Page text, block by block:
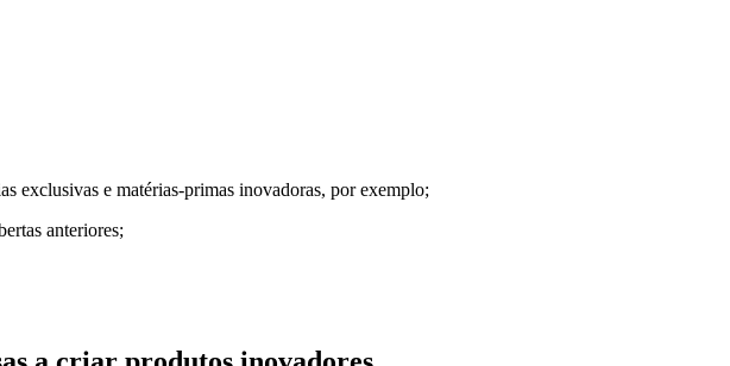
exclusivas e matérias-primas inovadoras, por exemplo;
anteriores;